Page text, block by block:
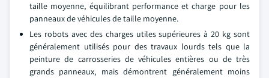
taille moyenne, équilibrant performance et charge pour les
panneaux de véhicules de taille moyenne.
Les robots avec des charges utiles supérieures à 20 kg sont
généralement utilisés pour des travaux lourds tels que la
peinture de carrosseries de véhicules entières ou de très
grands panneaux, mais démontrent généralement moins